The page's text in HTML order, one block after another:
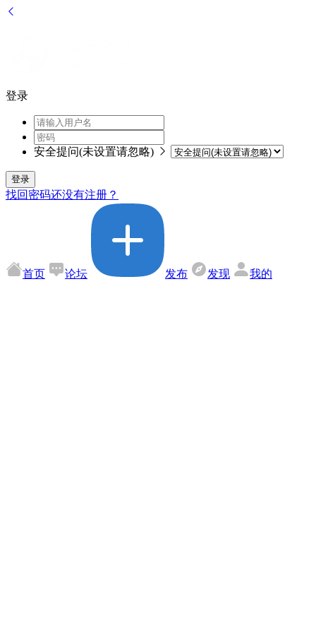
登录
安全提问(未设置请忽略)
登录
找回密码还没有注册？
首页 论坛 发布 发现 我的